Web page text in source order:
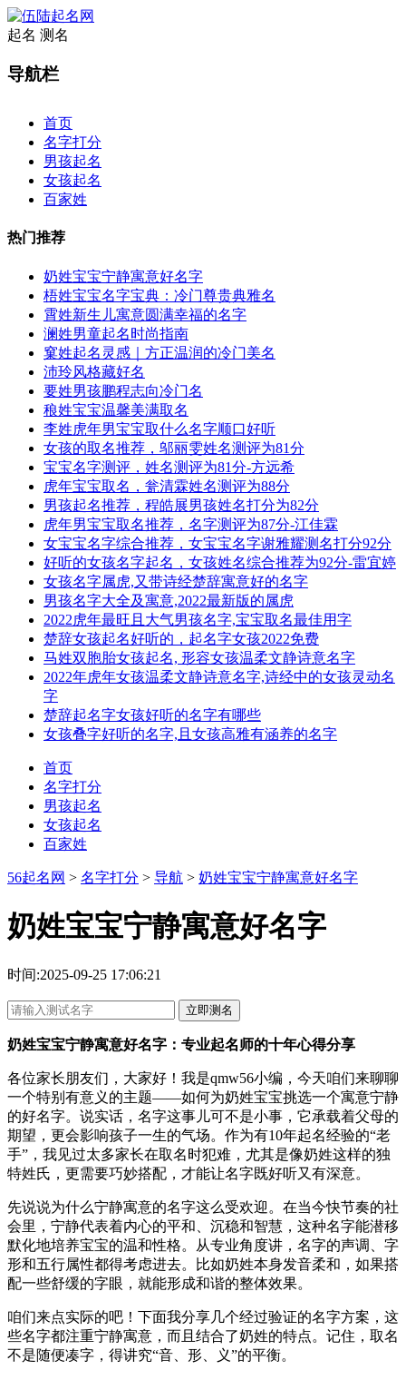
起名 测名
导航栏
首页
名字打分
男孩起名
女孩起名
百家姓
热门推荐
奶姓宝宝宁静寓意好名字
梧姓宝宝名字宝典：冷门尊贵典雅名
霄姓新生儿寓意圆满幸福的名字
澜姓男童起名时尚指南
窠姓起名灵感｜方正温润的冷门美名
沛玲风格藏好名
要姓男孩鹏程志向冷门名
稂姓宝宝温馨美满取名
李姓虎年男宝宝取什么名字顺口好听
女孩的取名推荐，邬丽雯姓名测评为81分
宝宝名字测评，姓名测评为81分-方远希
虎年宝宝取名，瓮清霖姓名测评为88分
男孩起名推荐，程皓展男孩姓名打分为82分
虎年男宝宝取名推荐，名字测评为87分-江佳霖
女宝宝名字综合推荐，女宝宝名字谢雅耀测名打分92分
好听的女孩名字起名，女孩姓名综合推荐为92分-雷宜婷
女孩名字属虎,又带诗经楚辞寓意好的名字
男孩名字大全及寓意,2022最新版的属虎
2022虎年最旺且大气男孩名字,宝宝取名最佳用字
楚辞女孩起名好听的，起名字女孩2022免费
马姓双胞胎女孩起名, 形容女孩温柔文静诗意名字
2022年虎年女孩温柔文静诗意名字,诗经中的女孩灵动名
字
楚辞起名字女孩好听的名字有哪些
女孩叠字好听的名字,且女孩高雅有涵养的名字
首页
名字打分
男孩起名
女孩起名
百家姓
56起名网 > 名字打分 > 导航 > 奶姓宝宝宁静寓意好名字
奶姓宝宝宁静寓意好名字
时间:2025-09-25 17:06:21
立即测名
奶姓宝宝宁静寓意好名字：专业起名师的十年心得分享
各位家长朋友们，大家好！我是qmw56小编，今天咱们来聊聊
一个特别有意义的主题——如何为奶姓宝宝挑选一个寓意宁静
的好名字。说实话，名字这事儿可不是小事，它承载着父母的
期望，更会影响孩子一生的气场。作为有10年起名经验的“老
手”，我见过太多家长在取名时犯难，尤其是像奶姓这样的独
特姓氏，更需要巧妙搭配，才能让名字既好听又有深意。
先说说为什么宁静寓意的名字这么受欢迎。在当今快节奏的社
会里，宁静代表着内心的平和、沉稳和智慧，这种名字能潜移
默化地培养宝宝的温和性格。从专业角度讲，名字的声调、字
形和五行属性都得考虑进去。比如奶姓本身发音柔和，如果搭
配一些舒缓的字眼，就能形成和谐的整体效果。
咱们来点实际的吧！下面我分享几个经过验证的名字方案，这
些名字都注重宁静寓意，而且结合了奶姓的特点。记住，取名
不是随便凑字，得讲究“音、形、义”的平衡。